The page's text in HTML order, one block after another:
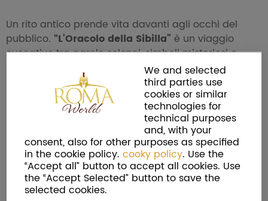
We and selected
third parties use
cookies or similar
technologies for
technical purposes
and, with your
consent, also for other purposes as specified
in the cookie policy. cooky policy. Use the
“Accept all” button to accept all cookies. Use
the “Accept Selected” button to save the
selected cookies.
Un rito antico prende vita davanti agli occhi del
pubblico. “L’Oracolo della Sibilla” è un viaggio
evocativo tra parole solenni, simboli misteriosi e
silenzi carichi di significato. In uno spazio che
richiama templi dimenticati e fuochi rituali, una
figura enigmatica si fa tramite di voci lontane, di
presagi appena sussurrati.
Ogni sguardo, ogni nome pronunciato diventa parte
di un disegno più grande, che si rivela solo in
frammenti. Nulla è certo, tutto è possibile.
Uno spettacolo immersivo e suggestivo che